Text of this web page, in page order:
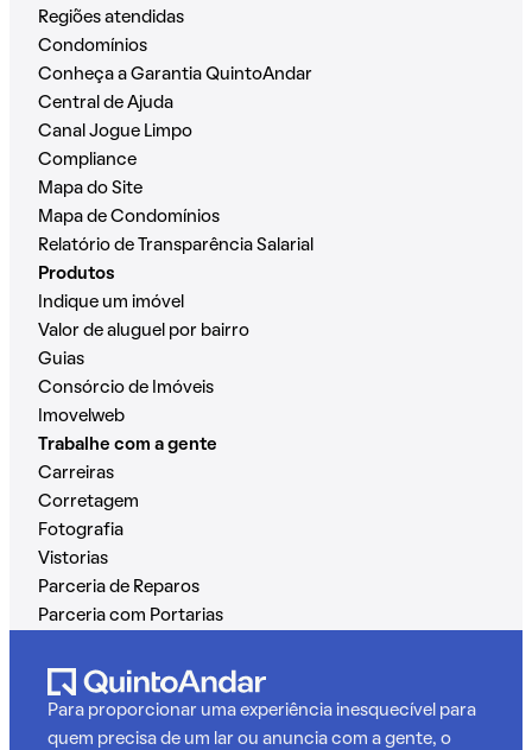
Regiões atendidas
Condomínios
Conheça a Garantia QuintoAndar
Central de Ajuda
Canal Jogue Limpo
Compliance
Mapa do Site
Mapa de Condomínios
Relatório de Transparência Salarial
Produtos
Indique um imóvel
Valor de aluguel por bairro
Guias
Consórcio de Imóveis
Imovelweb
Trabalhe com a gente
Carreiras
Corretagem
Fotografia
Vistorias
Parceria de Reparos
Parceria com Portarias
Para proporcionar uma experiência inesquecível para
quem precisa de um lar ou anuncia com a gente, o